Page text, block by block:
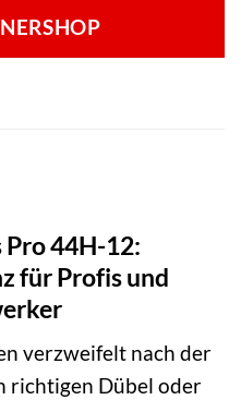
Pro 44H-12:
für Profis und
verzweifelt nach der
richtigen Dübel oder